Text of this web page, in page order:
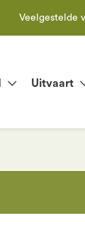
Uitvaart
Veelgestelde